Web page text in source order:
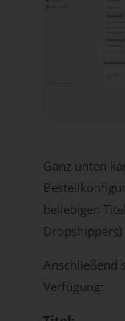
Ganz unten
beliebigen
Anschließend
Verfügung: